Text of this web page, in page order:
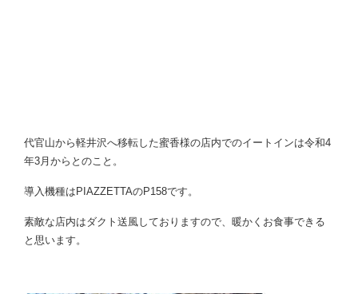
代官山から軽井沢へ移転した蜜香様の店内でのイートインは令和4
年3月からとのこと。
導入機種はPIAZZETTAのP158です。
素敵な店内はダクト送風しておりますので、暖かくお食事できる
と思います。